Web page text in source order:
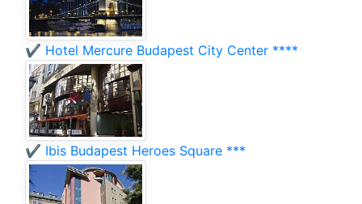
✔️ Hotel Mercure Budapest City Center ****
✔️ Ibis Budapest Heroes Square ***